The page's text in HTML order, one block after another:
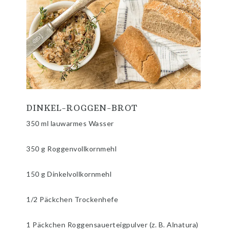
DINKEL-ROGGEN-BROT
350 ml lauwarmes Wasser
350 g Roggenvollkornmehl
150 g Dinkelvollkornmehl
1/2 Päckchen Trockenhefe
1 Päckchen Roggensauerteigpulver (z. B. Alnatura)